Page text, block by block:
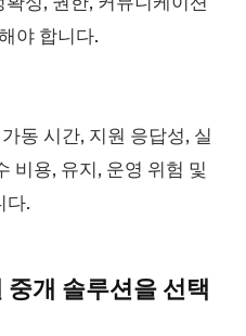
야 합니다.
동 시간, 지원 응답성, 실
비용, 유지, 운영 위험 및
다.
개 솔루션을 선택